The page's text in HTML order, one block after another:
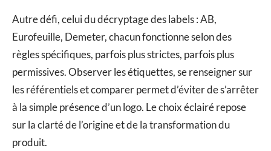
Autre défi, celui du décryptage des labels : AB,
Eurofeuille, Demeter, chacun fonctionne selon des
règles spécifiques, parfois plus strictes, parfois plus
permissives. Observer les étiquettes, se renseigner sur
les référentiels et comparer permet d’éviter de s’arrêter
à la simple présence d’un logo. Le choix éclairé repose
sur la clarté de l’origine et de la transformation du
produit.